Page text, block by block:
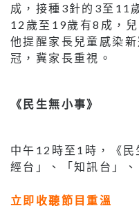
成，接種3針的3至11
12歲至19歲有8成，
他提醒家長兒童感染
冠，冀家長重視。
《民生無小事》
中午12時至1時，《
經台」、「知訊台」
立即收聽節目重溫